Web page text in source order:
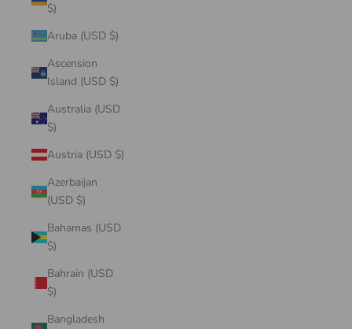
$)
Aruba (USD $)
Ascension
Island (USD $)
Australia (USD
$)
Austria (USD $)
Azerbaijan
(USD $)
Bahamas (USD
$)
Bahrain (USD
$)
Bangladesh